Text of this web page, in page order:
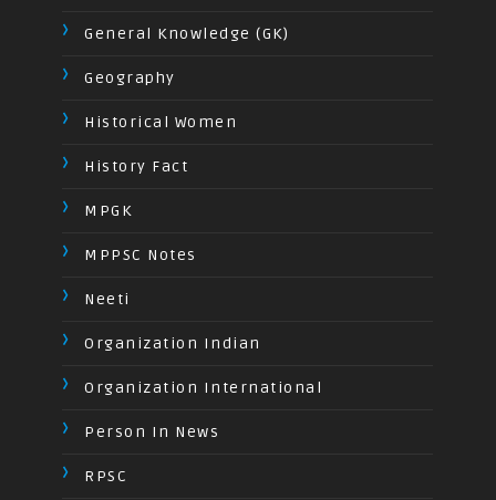
General Knowledge (GK)
Geography
Historical Women
History Fact
MPGK
MPPSC Notes
Neeti
Organization Indian
Organization International
Person In News
RPSC